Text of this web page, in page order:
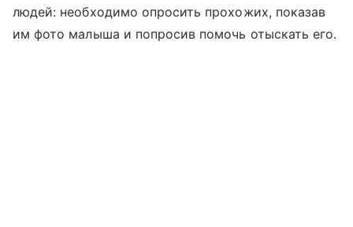
людей: необходимо опросить прохожих, показав
им фото малыша и попросив помочь отыскать его.